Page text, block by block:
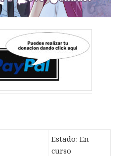
Estado: En
curso